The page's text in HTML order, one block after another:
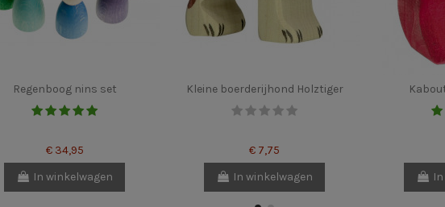
Regenboog nins set
€ 34,95
In winkelwagen
Kleine boerderijhond Holztiger
€ 7,75
In winkelwagen